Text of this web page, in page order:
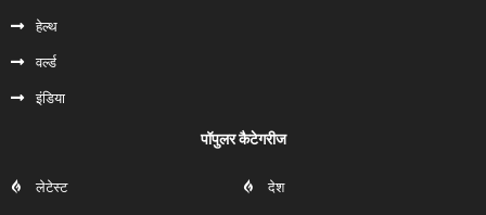
हेल्‍थ
वर्ल्ड
इंडिया
पॉपुलर कैटेगरीज
लेटेस्ट देश